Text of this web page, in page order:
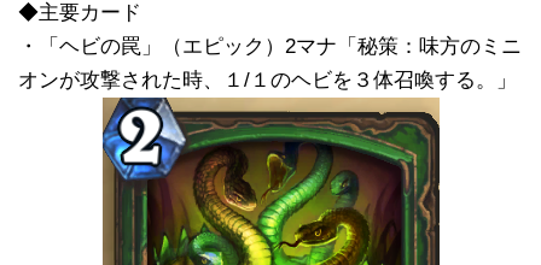
◆主要カード
・「ヘビの罠」（エピック）2マナ「秘策：味方のミニ
オンが攻撃された時、１/１のヘビを３体召喚する。」